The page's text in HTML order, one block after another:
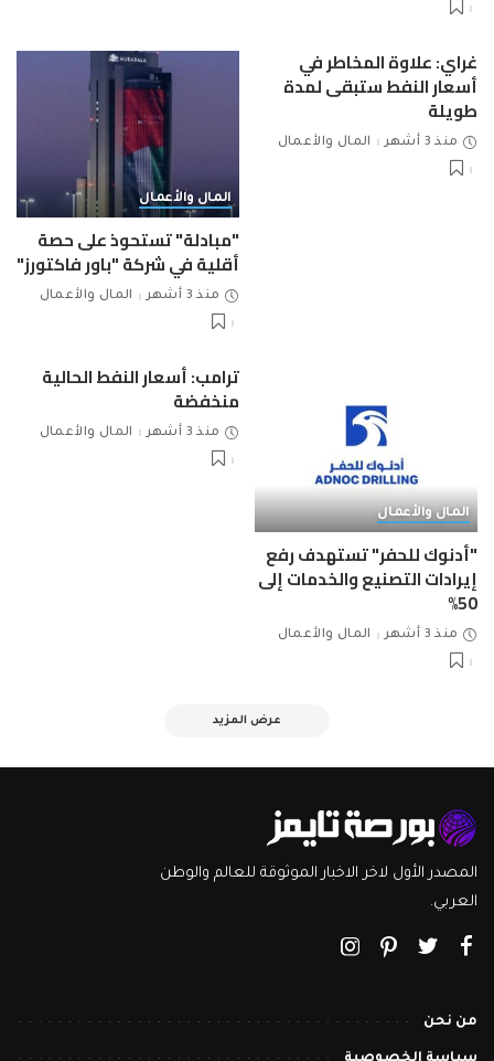
غراي: علاوة المخاطر في
أسعار النفط ستبقى لمدة
طويلة
منذ 3 أشهر المال والأعمال
المال والأعمال
"مبادلة" تستحوذ على حصة
أقلية في شركة "باور فاكتورز"
منذ 3 أشهر المال والأعمال
المال والأعمال
"أدنوك للحفر" تستهدف رفع
إيرادات التصنيع والخدمات إلى
50%
منذ 3 أشهر المال والأعمال
ترامب: أسعار النفط الحالية
منخفضة
منذ 3 أشهر المال والأعمال
عرض المزيد
المصدر الأول لاخر الاخبار الموثوقة للعالم والوطن
العربي.
من نحن